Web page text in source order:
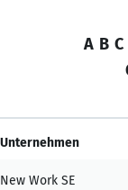
A B C
Unternehmen
New Work SE